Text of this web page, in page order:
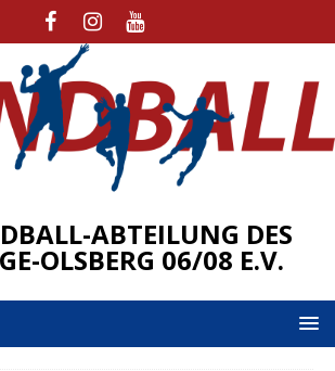
ABTEILUNG DES
OLSBERG 06/08 E.V.